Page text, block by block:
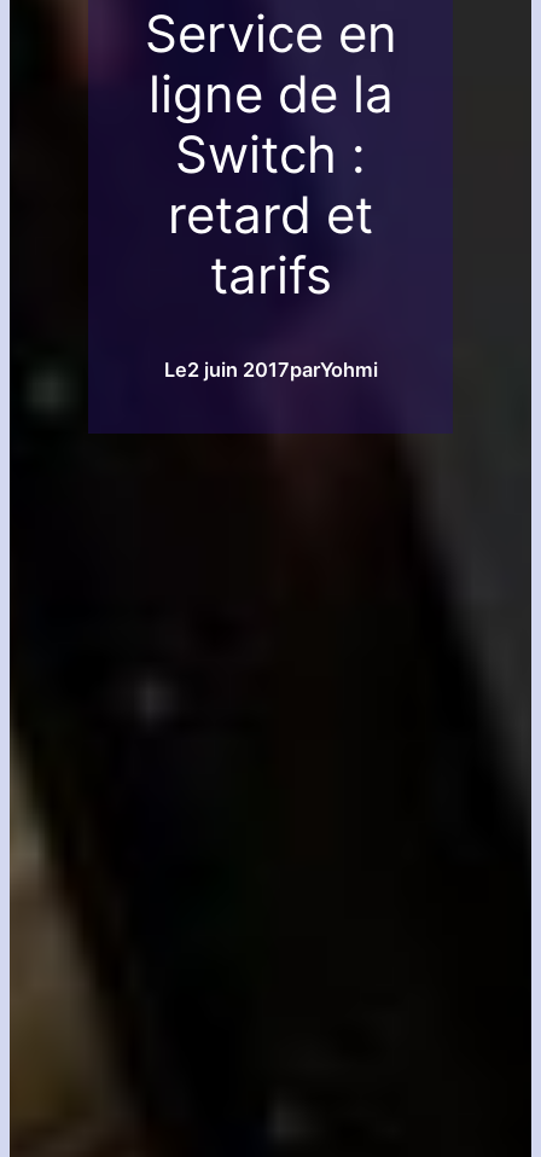
Service en
ligne de la
Switch :
retard et
tarifs
Le2 juin 2017parYohmi